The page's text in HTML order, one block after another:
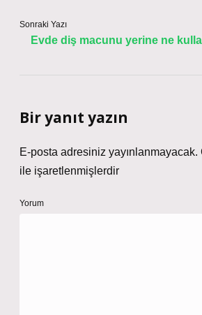
Sonraki Yazı
Evde diş macunu yerine ne
Bir yanıt yazın
E-posta adresiniz yayınlanmayacak.
ile işaretlenmişlerdir
Yorum